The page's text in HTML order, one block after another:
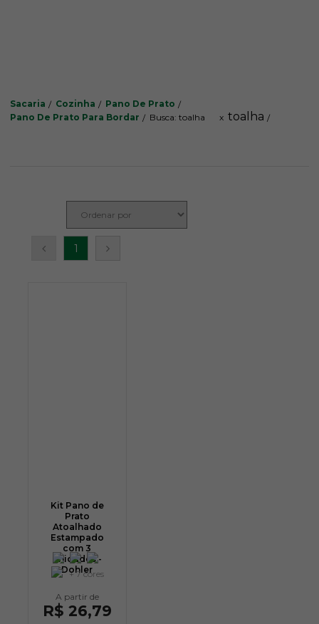
Sacaria Cozinha
Pano De Prato
Pano De Prato Para Bordar
Busca: toalha x toalha
1
Kit Pano de
Prato
Atoalhado
Estampado
com 3
unidades -
Dohler
+ 7 cores
R$ 26,79